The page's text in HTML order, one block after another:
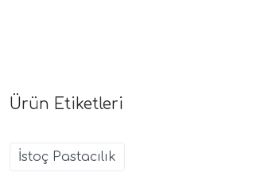
Ürün Etiketleri
İstoç Pastacılık